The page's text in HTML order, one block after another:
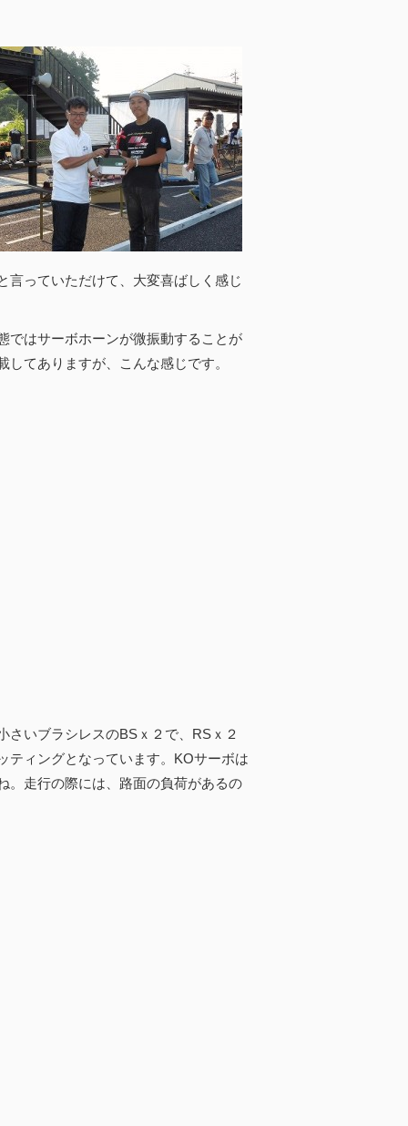
言っていただけて、大変喜ばしく感じ
ではサーボホーンが微振動することが
てありますが、こんな感じです。
いブラシレスのBSｘ２で、RSｘ２
ティングとなっています。KOサーボは
。走行の際には、路面の負荷があるの